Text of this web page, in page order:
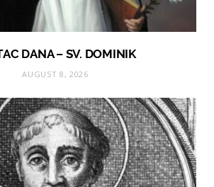
DANA – SV. DOMINIK
AUGUST 8, 2026